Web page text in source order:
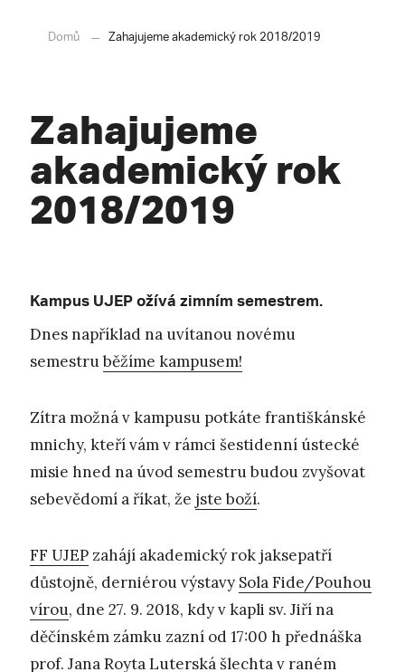
Domů Zahajujeme akademický rok 2018/2019
Zahajujeme
akademický rok
2018/2019
Kampus UJEP ožívá zimním semestrem.
Dnes například na uvítanou novému
semestruběžíme kampusem!
Zítra možná v kampusu potkáte františkánské
mnichy, kteří vám v rámci šestidenní ústecké
misie hned na úvod semestru budou zvyšovat
sebevědomí a říkat, že jste boží.
FF UJEP zahájí akademický rok jaksepatří
důstojně, derniérou výstavy Sola Fide/Pouhou
vírou, dne 27. 9. 2018, kdy v kapli sv. Jiří na
děčínském zámku zazní od 17:00 h přednáška
prof. Jana Royta Luterská šlechta v raném